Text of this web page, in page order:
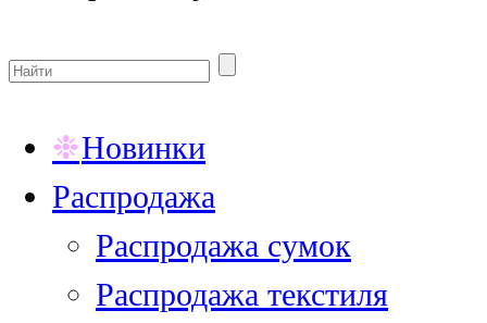
Новинки
Распродажа
Распродажа сумок
Распродажа текстиля